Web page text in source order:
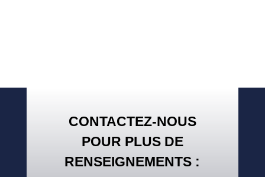
CONTACTEZ-NOUS
POUR PLUS DE
RENSEIGNEMENTS :